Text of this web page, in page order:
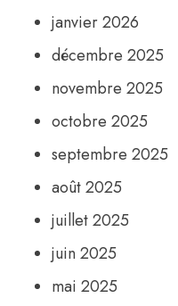
janvier 2026
décembre 2025
novembre 2025
octobre 2025
septembre 2025
août 2025
juillet 2025
juin 2025
mai 2025